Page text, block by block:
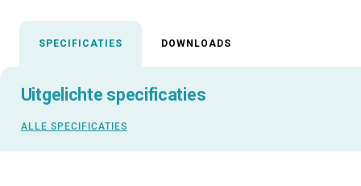
SPECIFICATIES DOWNLOADS
Uitgelichte specificaties
ALLE SPECIFICATIES